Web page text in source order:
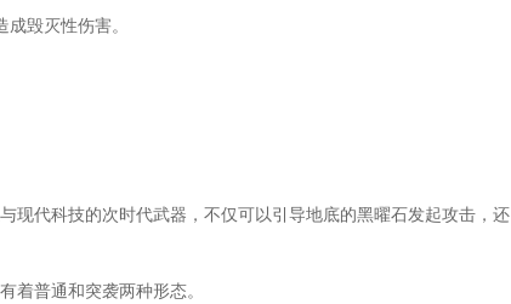
毁灭性伤害。
代科技的次时代武器，不仅可以引导地底的黑曜石发起攻击，还
普通和突袭两种形态。